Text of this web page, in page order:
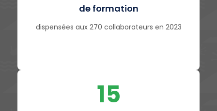
de formation
dispensées aux 270 collaborateurs en 2023
15